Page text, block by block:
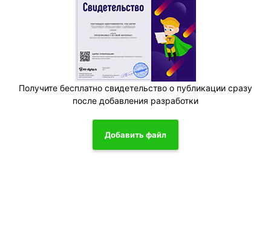
Получите бесплатно свидетельство о публикации сразу
после добавления разработки
Добавить файл